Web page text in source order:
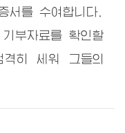
를 수여합니다.
부자료를 확인할
히 세워 그들의